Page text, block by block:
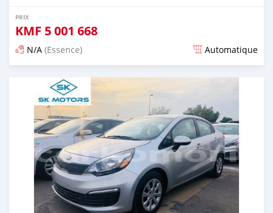
PRIX
KMF 5 001 668
N/A (Essence) Automatique
Publié il y a presque 6 ans